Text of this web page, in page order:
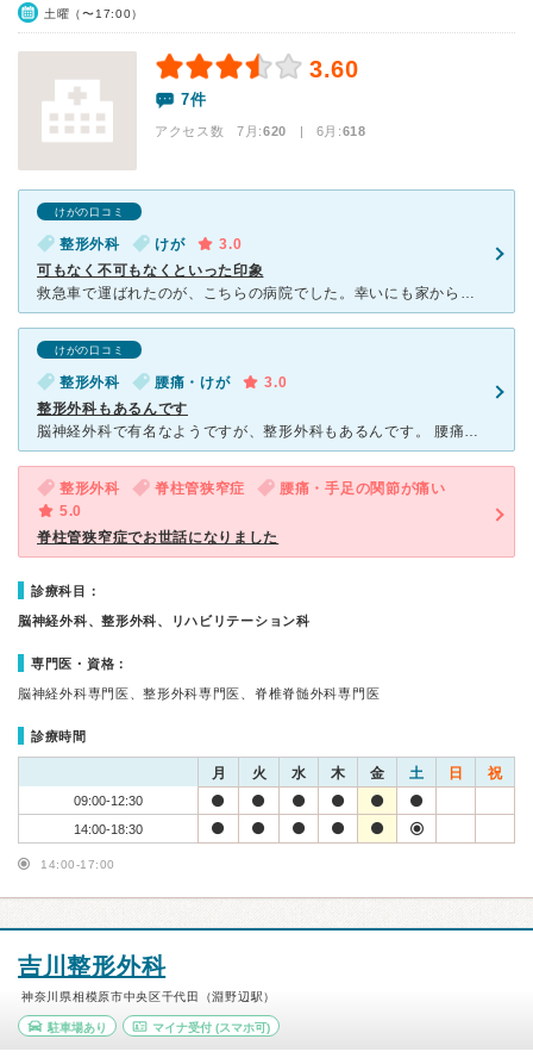
土曜（〜17:00）
3.60
7件
アクセス数 7月:620 | 6月:618
けがの口コミ
整形外科 けが
3.0
可もなく不可もなくといった印象
救急車で運ばれたのが、こちらの病院でした。幸いにも家から近いので急患で処置して頂いた先生には、感謝ししてます。後日、わかったのですが此方の病院の殆どの先生は、 関東労災病院の先生だという事です。それ
けがの口コミ
整形外科 腰痛・けが
3.0
整形外科もあるんです
脳神経外科で有名なようですが、整形外科もあるんです。 腰痛と足指の脱臼のアフターケアで、二度受診をしたことがあります。 住宅街のど真ん中にありながらも比較的広い院内で、設備も充実しているのではない
整形外科 脊柱管狭窄症
腰痛・手足の関節が痛い
5.0
脊柱管狭窄症でお世話になりました
診療科目：
脳神経外科、整形外科、リハビリテーション科
専門医・資格：
脳神経外科専門医、整形外科専門医、脊椎脊髄外科専門医
診療時間
月 火 水 木 金 土 日 祝
09:00-12:30
14:00-18:30
14:00-17:00
吉川整形外科
神奈川県相模原市中央区千代田（淵野辺駅）
駐車場あり マイナ受付(スマホ可)